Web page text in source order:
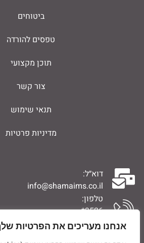
אנחנו מעריכים את הפרטיות
ביטוחים
טפסים להורדה
תוכן מקצועי
צור קשר
תנאי שימוש
מדיניות פרטיות
דוא״ל:
info@shamaims.co.il
טלפון:
9526*
0776704994